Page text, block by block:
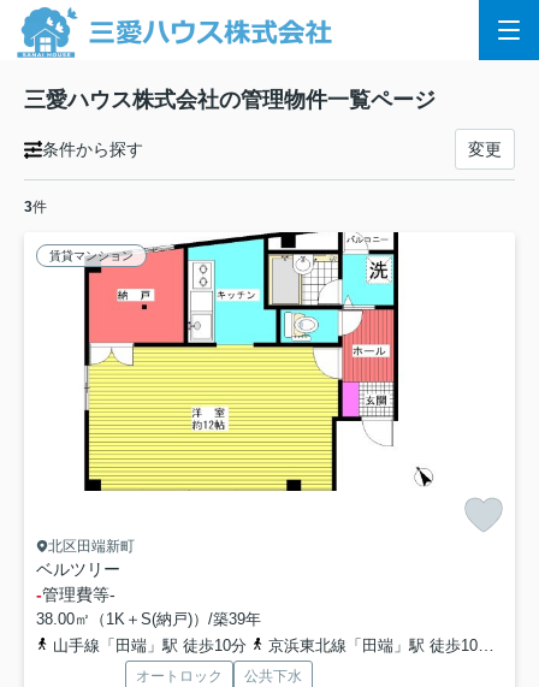
三愛ハウス株式会社の管理物件一覧ページ
条件から探す 変更
3件
賃貸マンション
北区田端新町
ベルツリー
-管理費等-
38.00㎡（1K＋S(納戸)）/築39年
山手線「田端」駅 徒歩10分
京浜東北線「田端」駅 徒歩10分
オートロック 公共下水